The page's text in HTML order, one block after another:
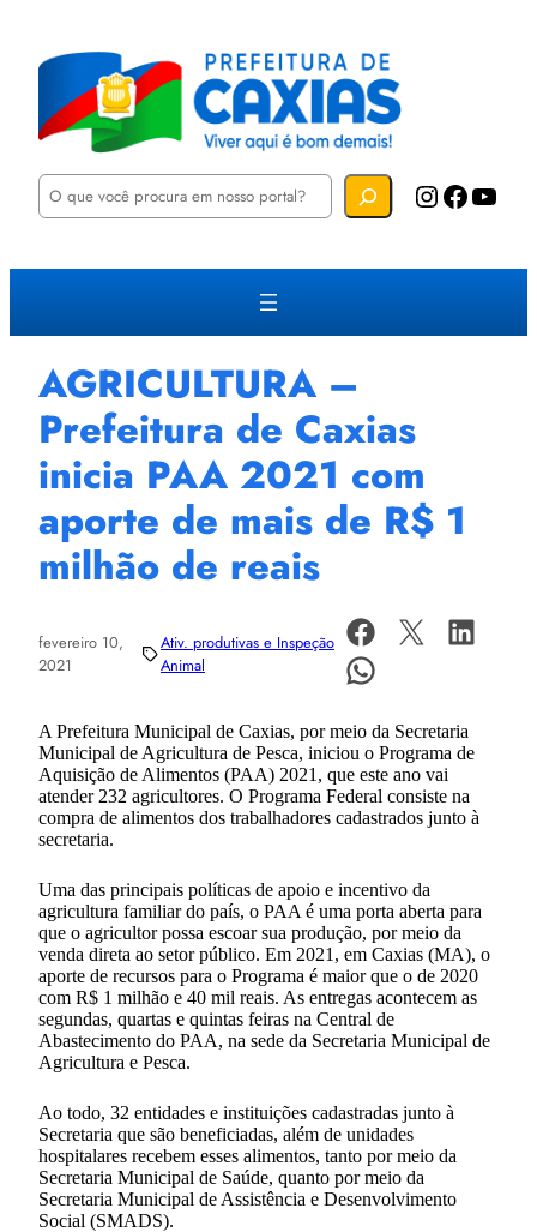
P
u
a
Instagram Facebook YouTube
AGRICULTURA –
Prefeitura de Caxias
inicia PAA 2021 com
aporte de mais de R$ 1
milhão de reais
fevereiro 10,
2021
Ativ. produtivas e Inspeção
Animal
A Prefeitura Municipal de Caxias, por meio da Secretaria
Municipal de Agricultura de Pesca, iniciou o Programa de
Aquisição de Alimentos (PAA) 2021, que este ano vai
atender 232 agricultores. O Programa Federal consiste na
compra de alimentos dos trabalhadores cadastrados junto à
secretaria.
Uma das principais políticas de apoio e incentivo da
agricultura familiar do país, o PAA é uma porta aberta para
que o agricultor possa escoar sua produção, por meio da
venda direta ao setor público. Em 2021, em Caxias (MA), o
aporte de recursos para o Programa é maior que o de 2020
com R$ 1 milhão e 40 mil reais. As entregas acontecem as
segundas, quartas e quintas feiras na Central de
Abastecimento do PAA, na sede da Secretaria Municipal de
Agricultura e Pesca.
Ao todo, 32 entidades e instituições cadastradas junto à
Secretaria que são beneficiadas, além de unidades
hospitalares recebem esses alimentos, tanto por meio da
Secretaria Municipal de Saúde, quanto por meio da
Secretaria Municipal de Assistência e Desenvolvimento
Social (SMADS).